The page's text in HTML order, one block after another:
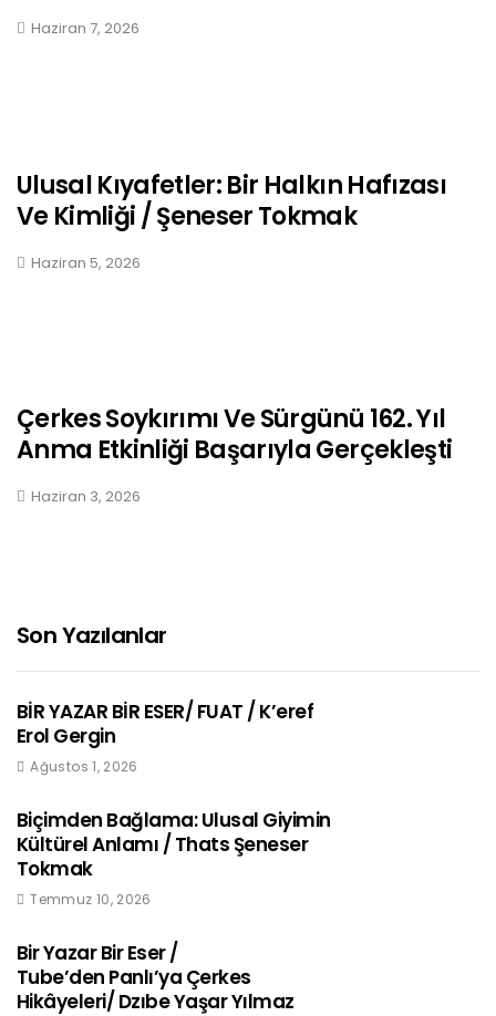
Haziran 7, 2026
Ulusal Kıyafetler: Bir Halkın Hafızası
Ve Kimliği / Şeneser Tokmak
Haziran 5, 2026
Çerkes Soykırımı Ve Sürgünü 162. Yıl
Anma Etkinliği Başarıyla Gerçekleşti
Haziran 3, 2026
Son Yazılanlar
BİR YAZAR BİR ESER/ FUAT / K’eref
Erol Gergin
Ağustos 1, 2026
Biçimden Bağlama: Ulusal Giyimin
Kültürel Anlamı / Thats Şeneser
Tokmak
Temmuz 10, 2026
Bir Yazar Bir Eser /
Tube’den Panlı’ya Çerkes
Hikâyeleri/ Dzıbe Yaşar Yılmaz